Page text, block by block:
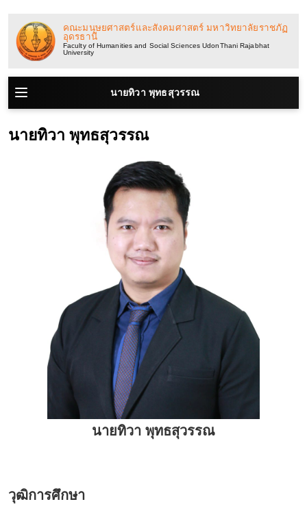
ไป
ยัง
เนื้อหา
คณะมนุษยศาสตร์และสังคมศาสตร์ มหาวิทยาลัยราชภัฏ
อุดรธานี
Faculty of Humanities and Social Sciences UdonThani Rajabhat
University
นายทิวา พุทธสุวรรณ
นายทิวา พุทธสุวรรณ
นายทิวา พุทธสุวรรณ
วุฒิการศึกษา